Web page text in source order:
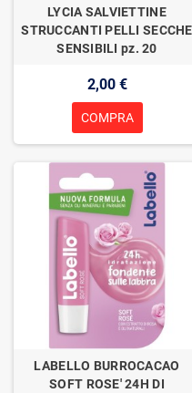
LYCIA SALVIETTINE
STRUCCANTI PELLI SECCHE
SENSIBILI pz. 20
2,00 €
COMPRA
LABELLO BURROCACAO
SOFT ROSE' 24H DI